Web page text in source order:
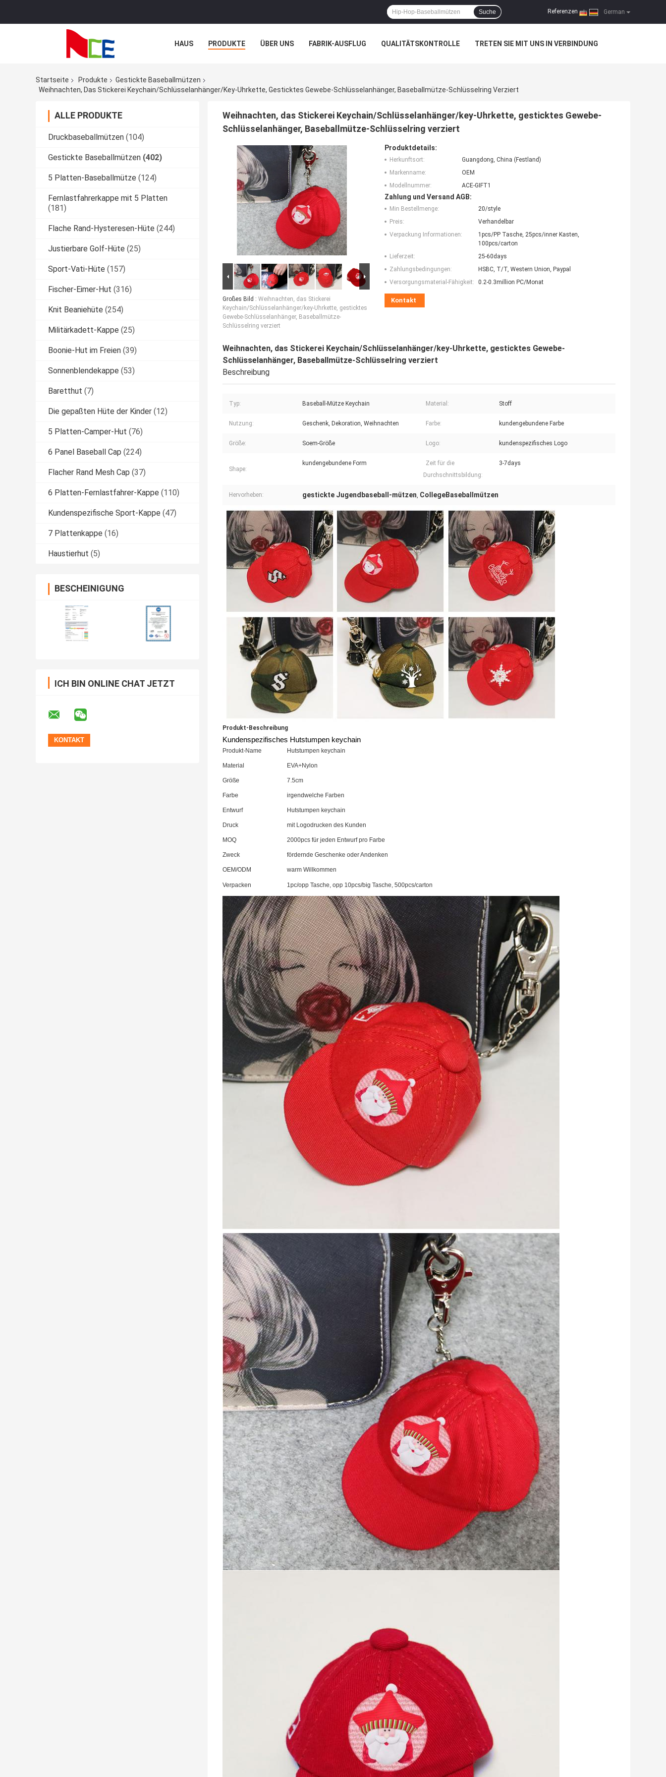
German
Referenzen |
Suche
HAUS PRODUKTE ÜBER UNS FABRIK-AUSFLUG QUALITÄTSKONTROLLE TRETEN SIE MIT UNS IN VERBINDUNG
Startseite
Produkte
Gestickte Baseballmützen
Weihnachten, Das Stickerei Keychain/Schlüsselanhänger/key-Uhrkette, Gesticktes Gewebe-Schlüsselanhänger, Baseballmütze-Schlüsselring Verziert
ALLE PRODUKTE
Druckbaseballmützen (104)
Gestickte Baseballmützen (402)
5 Platten-Baseballmütze (124)
Fernlastfahrerkappe mit 5 Platten
(181)
Flache Rand-Hysteresen-Hüte (244)
Justierbare Golf-Hüte (25)
Sport-Vati-Hüte (157)
Fischer-Eimer-Hut (316)
Knit Beaniehüte (254)
Militärkadett-Kappe (25)
Boonie-Hut im Freien (39)
Sonnenblendekappe (53)
Baretthut (7)
Die gepaßten Hüte der Kinder (12)
5 Platten-Camper-Hut (76)
6 Panel Baseball Cap (224)
Flacher Rand Mesh Cap (37)
6 Platten-Fernlastfahrer-Kappe (110)
Kundenspezifische Sport-Kappe (47)
7 Plattenkappe (16)
Haustierhut (5)
BESCHEINIGUNG
ICH BIN ONLINE CHAT JETZT
Weihnachten, das Stickerei Keychain/Schlüsselanhänger/key-Uhrkette, gesticktes Gewebe-
Schlüsselanhänger, Baseballmütze-Schlüsselring verziert
Großes Bild : Weihnachten, das Stickerei
Keychain/Schlüsselanhänger/key-Uhrkette, gesticktes
Gewebe-Schlüsselanhänger, Baseballmütze-
Schlüsselring verziert
Produktdetails:
Herkunftsort:
Guangdong, China (Festland)
Markenname:
OEM
Modellnummer:
ACE-GIFT1
Zahlung und Versand AGB:
Min Bestellmenge:
20/style
Preis:
Verhandelbar
Verpackung Informationen:
1pcs/PP Tasche, 25pcs/inner Kasten,
100pcs/carton
Lieferzeit:
25-60days
Zahlungsbedingungen:
HSBC, T/T, Western Union, Paypal
Versorgungsmaterial-Fähigkeit:
0.2-0.3million PC/Monat
Kontakt
Weihnachten, das Stickerei Keychain/Schlüsselanhänger/key-Uhrkette, gesticktes Gewebe-
Schlüsselanhänger, Baseballmütze-Schlüsselring verziert
Beschreibung
Typ: Baseball-Mütze Keychain Material: Stoff
Nutzung: Geschenk, Dekoration, Weihnachten Farbe: kundengebundene Farbe
Größe: Soem-Größe Logo: kundenspezifisches Logo
Shape:
kundengebundene Form
Zeit für die
Durchschnittsbildung:
3-7days
Hervorheben: gestickte Jugendbaseball-mützen CollegeBaseballmützen
Produkt-Beschreibung
Kundenspezifisches Hutstumpen keychain
Produkt-Name Hutstumpen keychain
Material EVA+Nylon
Größe 7.5cm
Farbe irgendwelche Farben
Entwurf Hutstumpen keychain
Druck mit Logodrucken des Kunden
MOQ 2000pcs für jeden Entwurf pro Farbe
Zweck fördernde Geschenke oder Andenken
OEM/ODM warm Willkommen
Verpacken 1pc/opp Tasche, opp 10pcs/big Tasche, 500pcs/carton